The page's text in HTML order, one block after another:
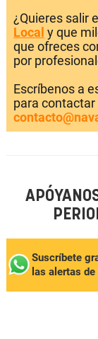
¿Quieres salir
Local y que
que ofreces
por
Escríbenos a
para
Suscríbete
las alertas